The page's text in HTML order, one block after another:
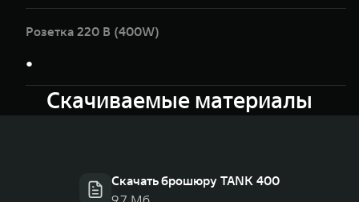
Розетка 220 В (400W)
●
Скачиваемые материалы
Скачать брошюру TANK 400